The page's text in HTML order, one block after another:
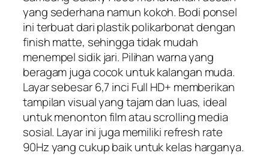
yang sederhana namun kokoh. Bodi ponsel
ini terbuat dari plastik polikarbonat dengan
finish matte, sehingga tidak mudah
menempel sidik jari. Pilihan warna yang
beragam juga cocok untuk kalangan muda.
Layar sebesar 6,7 inci Full HD+ memberikan
tampilan visual yang tajam dan luas, ideal
untuk menonton film atau scrolling media
sosial. Layar ini juga memiliki refresh rate
90Hz yang cukup baik untuk kelas harganya.